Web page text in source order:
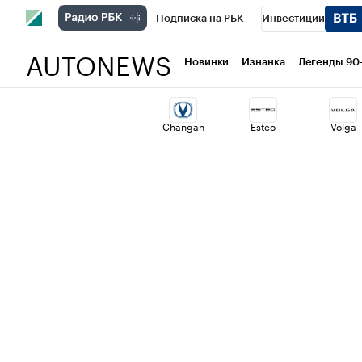
Подписка на РБК Инвестиции
Национальные проекты Город
Кредитные рейтинги Франшизы
AUTONEWS Новинки Изнанка Легенды
Changan Esteo Volga